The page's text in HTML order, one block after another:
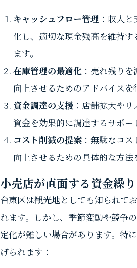
キャッシュフロー管理 ：収入
化し、適切な現金残高を維持
ます。
在庫管理の最適化：売れ残りを
向上させるためのアドバイスを
資金調達の支援：店舗拡大やリ
資金を効果的に調達するサポー
コスト削減の提案：無駄なコス
向上させるための具体的な方法
小売店が直面する資金繰
台東区は観光地としても知られて
れます。しかし、季節変動や競争
定化が難しい場合があります。特
げられます：